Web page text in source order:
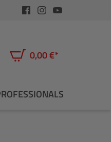
0,00 €*
Warenkorb enthält 0